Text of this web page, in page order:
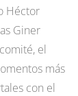
Héctor
Giner
el
más
con el